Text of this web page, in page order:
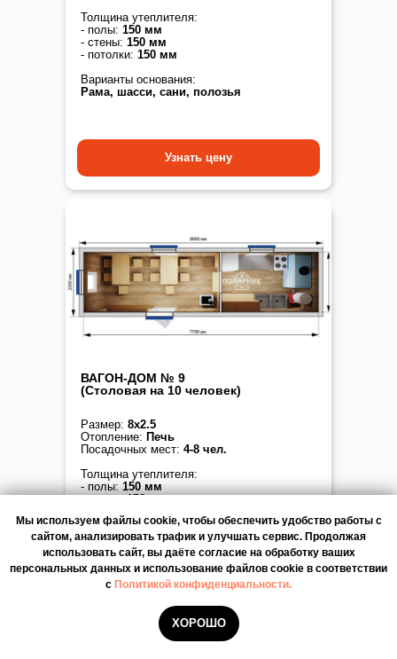
Узнать цену
Толщина утеплителя:
- полы: 150 мм
- стены: 150 мм
- потолки: 150 мм
Варианты основания:
Рама, шасси, сани, полозья
Узнать цену
Размер: 8х2.5
Отопление: Печь
Посадочных мест: 4-8 чел.
Толщина утеплителя:
- полы:150 мм
- стены:150 мм
Варианты основания:
Рама, шасси, сани, полозья
ВАГОН-ДОМ № 9
(Столовая на 10 человек)
Мы используем файлы cookie, чтобы обеспечить удобство работы с
сайтом, анализировать трафик и улучшать сервис. Продолжая
использовать сайт, вы даёте согласие на обработку ваших
персональных данных и использование файлов cookie в соответствии
с Политикой конфиденциальности.
ХОРОШО
Мы используем файлы cookie, чтобы обеспечить удобство работы с
сайтом, анализировать трафик и улучшать сервис. Продолжая
использовать сайт, вы даёте согласие на обработку ваших
персональных данных и использование файлов cookie в соответствии
с Политикой конфиденциальности.
ХОРОШО